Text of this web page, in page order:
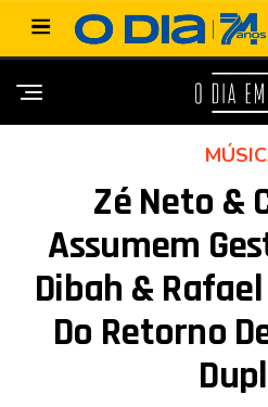
Zé Neto &
Assumem
Dibah &
Do Retorno